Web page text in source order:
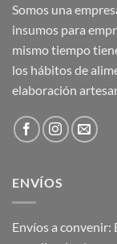
Somos una
insumos para
mismo tiempo
los hábitos de
elaboración
ENVÍOS
Envíos a convenir: